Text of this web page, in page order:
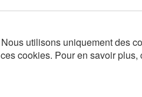
utilisons uniquement des
cookies. Pour en savoir plus,